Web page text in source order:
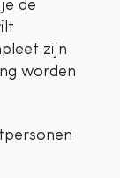
de
zijn
worden